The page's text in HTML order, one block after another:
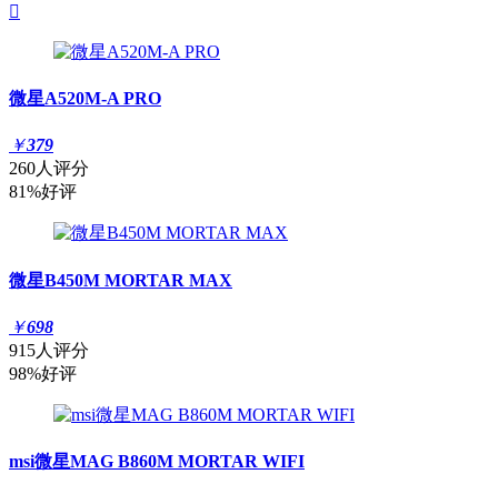

微星A520M-A PRO
￥379
260人评分
81%好评
微星B450M MORTAR MAX
￥698
915人评分
98%好评
msi微星MAG B860M MORTAR WIFI